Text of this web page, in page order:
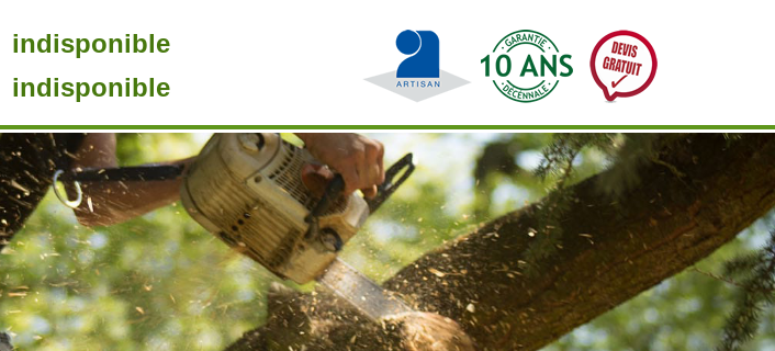
indisponible
indisponible